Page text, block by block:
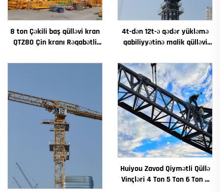
8 ton Çəkili baş qülləvi kran
QTZ80 Çin kranı Rəqabətli
4t-dən 12t-ə qədər yükləmə
qabiliyyətinə malik qülləvi
motorlaşdırıcı əsas
Huiyou Zavod Qiymətli Qüllə
Vinçləri 4 Ton 5 Ton 6 Ton 8